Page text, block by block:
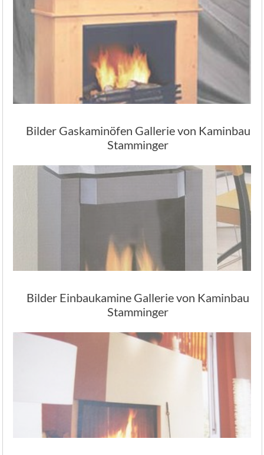
Bilder Gaskaminöfen Gallerie von Kaminbau
Stamminger
Bilder Einbaukamine Gallerie von Kaminbau
Stamminger